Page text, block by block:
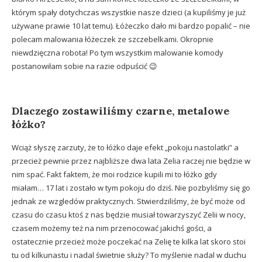
którym spały dotychczas wszystkie nasze dzieci (a kupiliśmy je już
używane prawie 10 lat temu). Łóżeczko dało mi bardzo popalić – nie
polecam malowania łóżeczek ze szczebelkami. Okropnie
niewdzięczna robota! Po tym wszystkim malowanie komody
postanowiłam sobie na razie odpuścić 😉
Dlaczego zostawiliśmy czarne, metalowe
łóżko?
Wciąż słyszę zarzuty, że to łóżko daje efekt „pokoju nastolatki” a
przecież pewnie przez najbliższe dwa lata Zelia raczej nie będzie w
nim spać. Fakt faktem, że moi rodzice kupili mi to łóżko gdy
miałam… 17 lat i zostało w tym pokoju do dziś. Nie pozbyliśmy się go
jednak ze wzgledów praktycznych. Stwierdziliśmy, że być może od
czasu do czasu ktoś z nas będzie musiał towarzyszyć Zelii w nocy,
czasem możemy też na nim przenocować jakichś gości, a
ostatecznie przecież może poczekać na Zelię te kilka lat skoro stoi
tu od kilkunastu i nadal świetnie służy? To myślenie nadal w duchu